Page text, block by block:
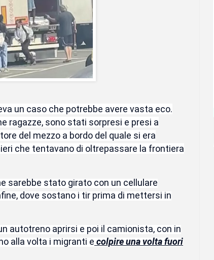
un caso che potrebbe avere vasta eco.
ragazze, sono stati sorpresi e presi a
del mezzo a bordo del quale si era
che tentavano di oltrepassare la frontiera
sarebbe stato girato con un cellulare
dove sostano i tir prima di mettersi in
autotreno aprirsi e poi il camionista, con in
alla volta i migranti e colpire una volta fuori